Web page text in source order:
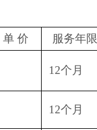
单 价 服务年限
12个月
12个月